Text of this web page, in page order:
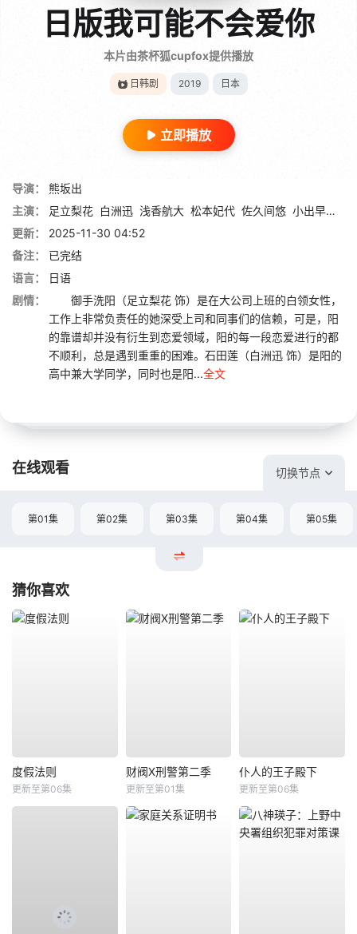
日版我可能不会爱你
本片由茶杯狐cupfox提供播放
日韩剧 2019 日本
立即播放
导演：
熊坂出
主演：
足立梨花 白洲迅 浅香航大 松本妃代 佐久间悠 小出早织
更新：
2025-11-30 04:52
备注：
已完结
语言：
日语
剧情：
御手洗阳（足立梨花 饰）是在大公司上班的白领女性，
工作上非常负责任的她深受上司和同事们的信赖，可是，阳
的靠谱却并没有衍生到恋爱领域，阳的每一段恋爱进行的都
不顺利，总是遇到重重的困难。石田莲（白洲迅 饰）是阳的
高中兼大学同学，同时也是阳...全文
在线观看 切换节点
第01集 第02集 第03集 第04集 第05集
猜你喜欢
度假法则
更新至第06集
财阀X刑警第二季
更新至第01集
仆人的王子殿下
更新至第06集